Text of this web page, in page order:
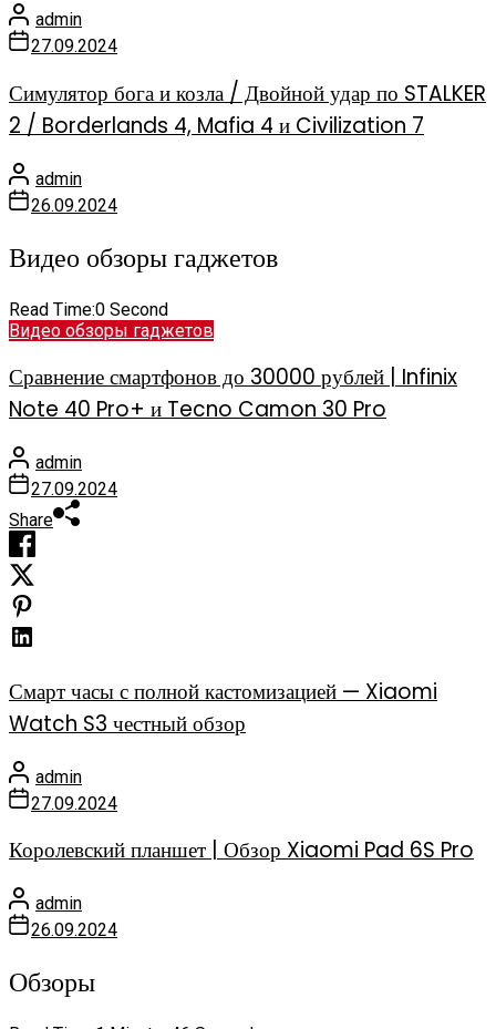
admin
27.09.2024
Симулятор бога и козла / Двойной удар по STALKER
2 / Borderlands 4, Mafia 4 и Civilization 7
admin
26.09.2024
Видео обзоры гаджетов
Read Time:0 Second
Видео обзоры гаджетов
Сравнение смартфонов до 30000 рублей | Infinix
Note 40 Pro+ и Tecno Camon 30 Pro
admin
27.09.2024
Share
Смарт часы с полной кастомизацией — Xiaomi
Watch S3 честный обзор
admin
27.09.2024
Королевский планшет | Обзор Xiaomi Pad 6S Pro
admin
26.09.2024
Обзоры